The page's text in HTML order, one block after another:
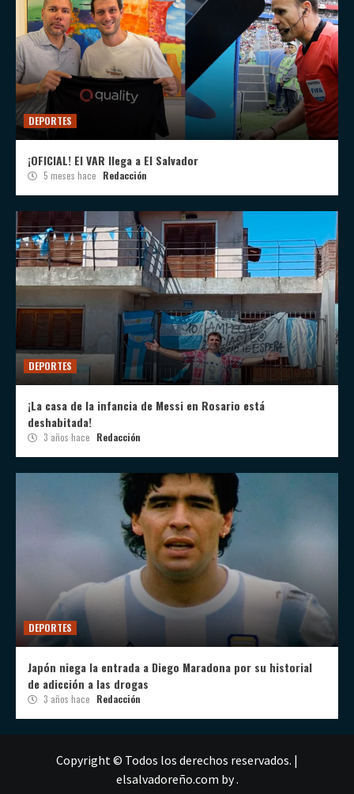
DEPORTES
¡OFICIAL! El VAR llega a El Salvador
5 meses hace Redacción
DEPORTES
¡La casa de la infancia de Messi en Rosario está
deshabitada!
3 años hace Redacción
DEPORTES
Japón niega la entrada a Diego Maradona por su historial
de adicción a las drogas
3 años hace Redacción
Copyright © Todos los derechos reservados. |
elsalvadoreño.com by .